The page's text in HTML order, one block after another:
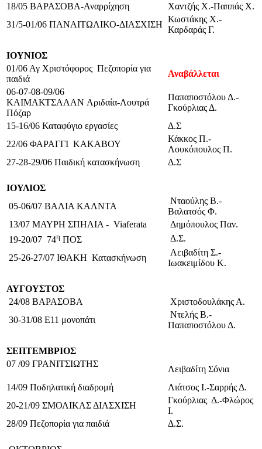
18/05 ΒΑΡΑΣΟΒΑ-Αναρρίχηση
Χαντζής Χ.-Παππάς Χ.
31/5-01/06 ΠΑΝΑΙΤΩΛΙΚΟ-ΔΙΑΣΧΙΣΗ
Κωστάκης Χ.-
Καρδαράς Γ.
ΙΟΥΝΙΟΣ
01/06 Αγ Χριστόφορος Πεζοπορία για
παιδιά
Αναβάλλεται
06-07-08-09/06
ΚΑΙΜΑΚΤΣΑΛΑΝ Αριδαία-Λουτρά
Πόζαρ
Παπαποστόλου Δ.-
Γκούρλιας Δ.
15-16/06 Καταφύγιο εργασίες
Δ.Σ
22/06 ΦΑΡΑΓΓΙ ΚΑΚΑΒΟΥ
Κάκκος Π.-
Λουκόπουλος Π.
27-28-29/06 Παιδική κατασκήνωση
Δ.Σ
ΙΟΥΛΙΟΣ
05-06/07 ΒΑΛΙΑ ΚΑΛΝΤΑ
Νταούλης Β.-
Βαλατσός Φ.
13/07 ΜΑΥΡΗ ΣΠΗΛΙΑ - Viaferata
Δημόπουλος Παν.
19-20/07 74η ΠΟΣ
Δ.Σ.
25-26-27/07 ΙΘΑΚΗ Κατασκήνωση
Λειβαδίτη Σ.-
Ιωακειμίδου Κ.
ΑΥΓΟΥΣΤΟΣ
24/08 ΒΑΡΑΣΟΒΑ
Χριστοδουλάκης Α.
30-31/08 Ε11 μονοπάτι
Ντελής Β.-
Παπαποστόλου Δ.
ΣΕΠΤΕΜΒΡΙΟΣ
07 /09 ΓΡΑΝΙΤΣΙΩΤΗΣ
Λειβαδίτη Σόνια
14/09 Ποδηλατική διαδρομή
Λιάτσος Ι.-Σαρρής Δ.
20-21/09 ΣΜΟΛΙΚΑΣ ΔΙΑΣΧΙΣΗ
Γκούρλιας Δ.-Φλώρος
Ι.
28/09 Πεζοπορία για παιδιά
Δ.Σ.